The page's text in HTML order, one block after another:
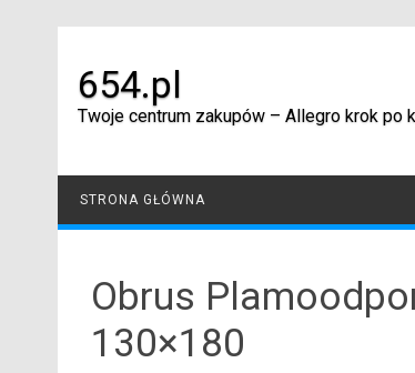
654.pl
Twoje centrum zakupów – Allegro krok po
STRONA GŁÓWNA
Obrus
130×180